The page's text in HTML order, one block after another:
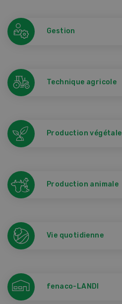
Gestion
Technique agricole
Production végétale
Production animale
Vie quotidienne
fenaco-LANDI